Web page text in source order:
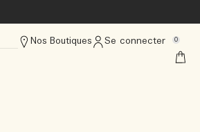
Nos Boutiques Se connecter 0